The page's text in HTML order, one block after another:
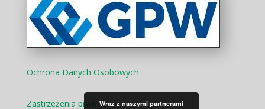
Ochrona Danych Osobowych
Zastrzeżenia prawneWraz z naszymi partnerami